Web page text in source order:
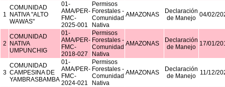
1
COMUNIDAD
NATIVA "ALTO
WAWAS"
01-
AMA/PER-
FMC-
2025-001
Permisos
Forestales -
Comunidad
Nativa
AMAZONAS
Declaración
de Manejo 04/02/
2
COMUNIDAD
NATIVA
UMPUNCHIG
01-
AMA/PER-
FMC-
2018-027
Permisos
Forestales -
Comunidad
Nativa
AMAZONAS
Declaración
de Manejo 17/01/
3
COMUNIDAD
CAMPESINA DE
YAMBRASBAMBA
01-
AMA/PER-
FMC-
2024-021
Permisos
Forestales -
Comunidad
Nativa
AMAZONAS
Declaración
de Manejo
11/12/